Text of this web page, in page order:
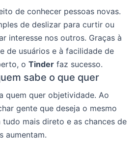
de conhecer pessoas novas.
de deslizar para curtir ou
interesse nos outros. Graças à
de usuários e à facilidade de
o Tinder faz sucesso.
sabe o que quer
quem quer objetividade. Ao
gente que deseja o mesmo
mais direto e as chances de
aumentam.